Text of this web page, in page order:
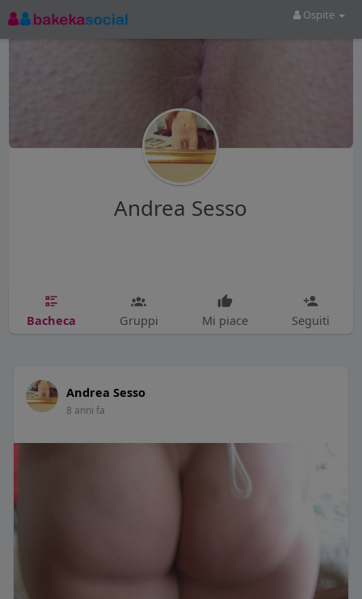
Ospite
Andrea Sesso
Bacheca Gruppi Mi piace Seguiti
Andrea Sesso
8 anni fa